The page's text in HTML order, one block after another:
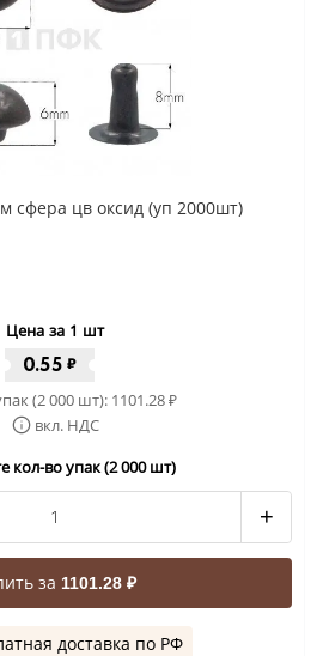
сфера цв оксид (уп 2000шт)
Цена за 1 шт
0.55 ₽
(2 000 шт): 1101.28₽
вкл. НДС
кол-во упак (2 000 шт)
+
за 1101.28 ₽
доставка по РФ